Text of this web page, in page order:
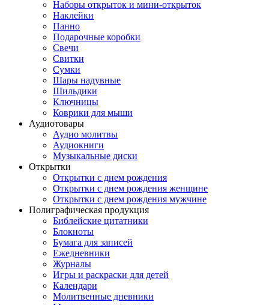
Наборы открыток и мини-открыток
Наклейки
Панно
Подарочные коробки
Свечи
Свитки
Сумки
Шары надувные
Шильдики
Ключницы
Коврики для мыши
Аудиотовары
Аудио молитвы
Аудиокниги
Музыкальные диски
Открытки
Открытки с днем рождения
Открытки с днем рождения женщине
Открытки с днем рождения мужчине
Полиграфическая продукция
Библейские цитатники
Блокноты
Бумага для записей
Ежедневники
Журналы
Игры и раскраски для детей
Календари
Молитвенные дневники